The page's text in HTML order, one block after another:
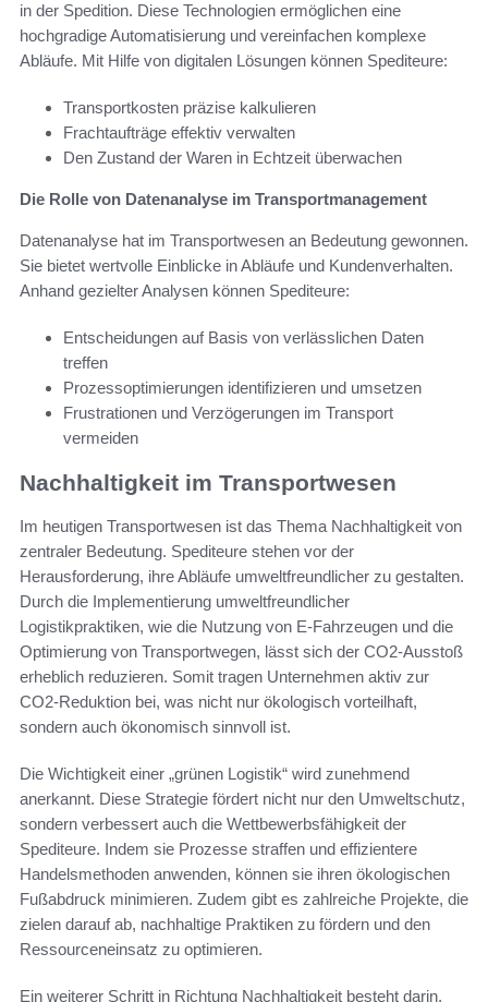
in der Spedition. Diese Technologien ermöglichen eine
hochgradige Automatisierung und vereinfachen komplexe
Abläufe. Mit Hilfe von digitalen Lösungen können Spediteure:
Transportkosten präzise kalkulieren
Frachtaufträge effektiv verwalten
Den Zustand der Waren in Echtzeit überwachen
Die Rolle von Datenanalyse im Transportmanagement
Datenanalyse hat im Transportwesen an Bedeutung gewonnen.
Sie bietet wertvolle Einblicke in Abläufe und Kundenverhalten.
Anhand gezielter Analysen können Spediteure:
Entscheidungen auf Basis von verlässlichen Daten
treffen
Prozessoptimierungen identifizieren und umsetzen
Frustrationen und Verzögerungen im Transport
vermeiden
Nachhaltigkeit im Transportwesen
Im heutigen Transportwesen ist das Thema Nachhaltigkeit von
zentraler Bedeutung. Spediteure stehen vor der
Herausforderung, ihre Abläufe umweltfreundlicher zu gestalten.
Durch die Implementierung umweltfreundlicher
Logistikpraktiken, wie die Nutzung von E-Fahrzeugen und die
Optimierung von Transportwegen, lässt sich der CO2-Ausstoß
erheblich reduzieren. Somit tragen Unternehmen aktiv zur
CO2-Reduktion bei, was nicht nur ökologisch vorteilhaft,
sondern auch ökonomisch sinnvoll ist.
Die Wichtigkeit einer „grünen Logistik“ wird zunehmend
anerkannt. Diese Strategie fördert nicht nur den Umweltschutz,
sondern verbessert auch die Wettbewerbsfähigkeit der
Spediteure. Indem sie Prozesse straffen und effizientere
Handelsmethoden anwenden, können sie ihren ökologischen
Fußabdruck minimieren. Zudem gibt es zahlreiche Projekte, die
zielen darauf ab, nachhaltige Praktiken zu fördern und den
Ressourceneinsatz zu optimieren.
Ein weiterer Schritt in Richtung Nachhaltigkeit besteht darin,